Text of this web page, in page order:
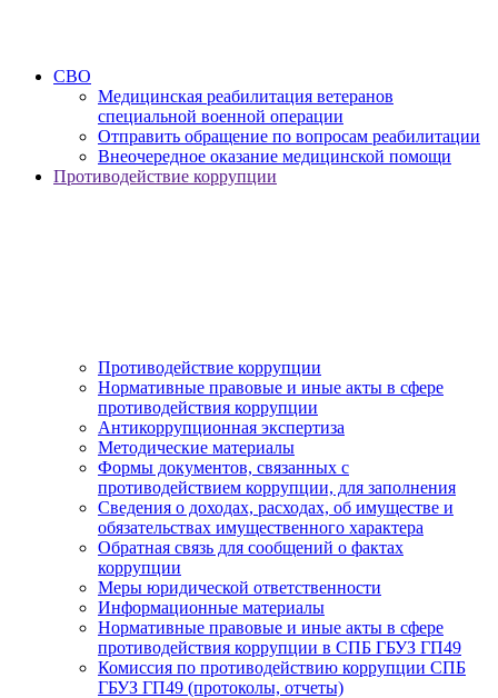
СВО
Медицинская реабилитация ветеранов
специальной военной операции
Отправить обращение по вопросам реабилитации
Внеочередное оказание медицинской помощи
Противодействие коррупции
Противодействие коррупции
Нормативные правовые и иные акты в сфере
противодействия коррупции
Антикоррупционная экспертиза
Методические материалы
Формы документов, связанных с
противодействием коррупции, для заполнения
Сведения о доходах, расходах, об имуществе и
обязательствах имущественного характера
Обратная связь для сообщений о фактах
коррупции
Меры юридической ответственности
Информационные материалы
Нормативные правовые и иные акты в сфере
противодействия коррупции в СПБ ГБУЗ ГП49
Комиссия по противодействию коррупции СПБ
ГБУЗ ГП49 (протоколы, отчеты)